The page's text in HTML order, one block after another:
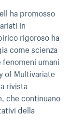
ha promosso
in
rigoroso ha
come scienza
umani
of Multivariate
rivista
che continuano
della